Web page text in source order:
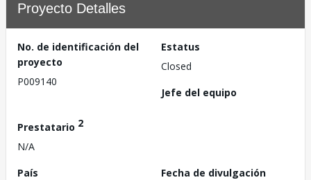
Proyecto Detalles
No. de identificación del
proyecto
P009140
Estatus
Closed
Jefe del equipo
Prestatario 2
N/A
País
Fecha de divulgación